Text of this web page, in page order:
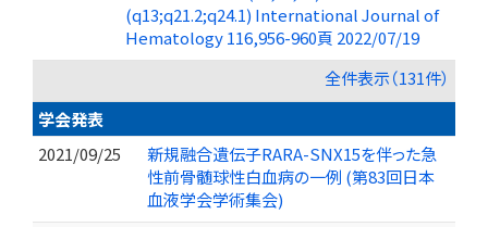
(q13;q21.2;q24.1) International Journal of
Hematology 116,956-960頁 2022/07/19
全件表示（131件）
学会発表
2021/09/25
新規融合遺伝子RARA-SNX15を伴った急
性前骨髄球性白血病の一例 (第83回日本
血液学会学術集会)